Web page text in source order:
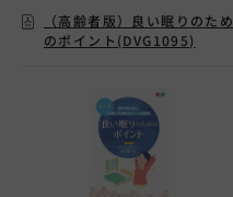
（高齢者版）良い眠りのため
のポイント(DVG1095)